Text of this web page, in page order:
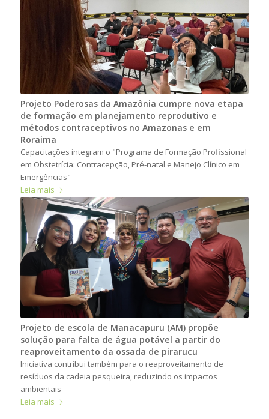
Projeto Poderosas da Amazônia cumpre nova etapa
de formação em planejamento reprodutivo e
métodos contraceptivos no Amazonas e em
Roraima
Capacitações integram o "Programa de Formação Profissional
em Obstetrícia: Contracepção, Pré-natal e Manejo Clínico em
Emergências"
Leia mais
Projeto de escola de Manacapuru (AM) propõe
solução para falta de água potável a partir do
reaproveitamento da ossada de pirarucu
Iniciativa contribui também para o reaproveitamento de
resíduos da cadeia pesqueira, reduzindo os impactos
ambientais
Leia mais